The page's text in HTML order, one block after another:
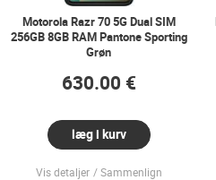
Motorola Razr 70 5G Dual SIM
256GB 8GB RAM Pantone Sporting
Grøn
630.00 €
læg i kurv
Vis detaljer Sammenlign